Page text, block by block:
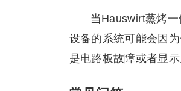
当Hauswirt蒸烤
设备的系统可能会因
是电路板故障或者显